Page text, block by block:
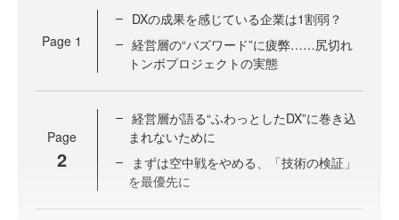
Page 1
DXの成果を感じている企業は1割弱？
経営層の“バズワード”に疲弊……尻切れ
トンボプロジェクトの実態
Page
2
経営層が語る“ふわっとしたDX”に巻き込
まれないために
まずは空中戦をやめる、「技術の検証」
を最優先に